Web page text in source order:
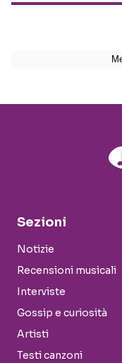
Sezioni
Notizie
Recensioni musicali
Interviste
Gossip e curiosità
Artisti
Testi canzoni